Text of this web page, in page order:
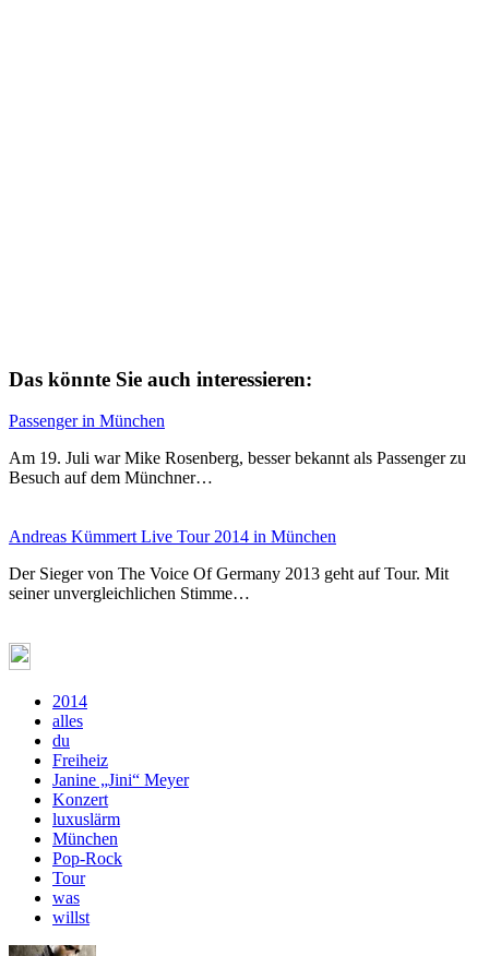
Das könnte Sie auch interessieren:
Passenger in München
Am 19. Juli war Mike Rosenberg, besser bekannt als Passenger zu
Besuch auf dem Münchner…
Andreas Kümmert Live Tour 2014 in München
Der Sieger von The Voice Of Germany 2013 geht auf Tour. Mit
seiner unvergleichlichen Stimme…
2014
alles
du
Freiheiz
Janine „Jini“ Meyer
Konzert
luxuslärm
München
Pop-Rock
Tour
was
willst